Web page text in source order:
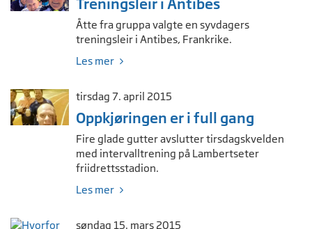
Treningsleir i Antibes
Åtte fra gruppa valgte en syvdagers
treningsleir i Antibes, Frankrike.
Les mer
tirsdag 7. april 2015
Oppkjøringen er i full gang
Fire glade gutter avslutter tirsdagskvelden
med intervalltrening på Lambertseter
friidrettsstadion.
Les mer
søndag 15. mars 2015